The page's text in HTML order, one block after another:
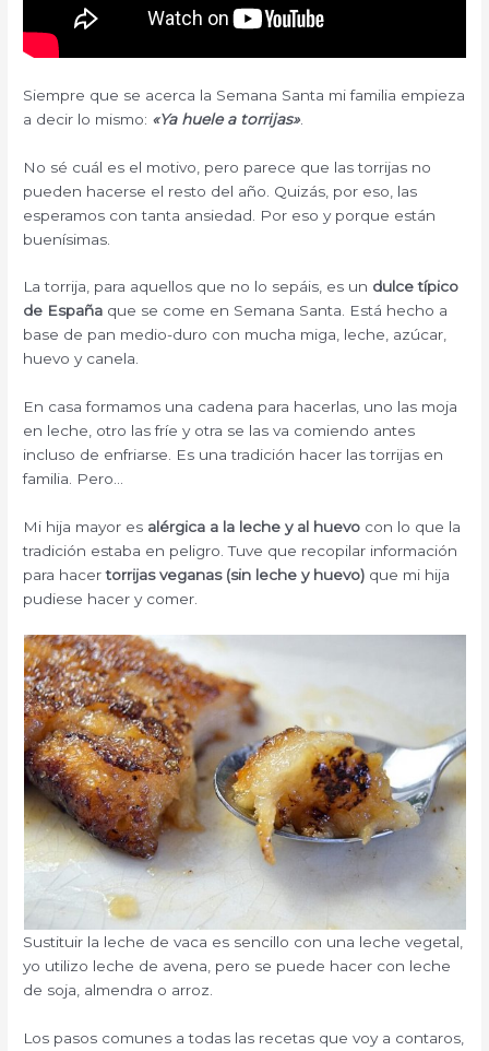
Siempre que se acerca la Semana Santa mi familia empieza
a decir lo mismo: «Ya huele a torrijas».
No sé cuál es el motivo, pero parece que las torrijas no
pueden hacerse el resto del año. Quizás, por eso, las
esperamos con tanta ansiedad. Por eso y porque están
buenísimas.
La torrija, para aquellos que no lo sepáis, es un dulce típico
de España que se come en Semana Santa. Está hecho a
base de pan medio-duro con mucha miga, leche, azúcar,
huevo y canela.
En casa formamos una cadena para hacerlas, uno las moja
en leche, otro las fríe y otra se las va comiendo antes
incluso de enfriarse. Es una tradición hacer las torrijas en
familia. Pero…
Mi hija mayor es alérgica a la leche y al huevo con lo que la
tradición estaba en peligro. Tuve que recopilar información
para hacertorrijas veganas (sin leche y huevo) que mi hija
pudiese hacer y comer.
Sustituir la leche de vaca es sencillo con una leche vegetal,
yo utilizo leche de avena, pero se puede hacer con leche
de soja, almendra o arroz.
Los pasos comunes a todas las recetas que voy a contaros,